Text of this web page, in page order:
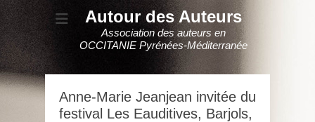
Autour des Auteurs
Association des auteurs en
OCCITANIE Pyrénées-Méditerranée
Anne-Marie Jeanjean invitée du
festival Les Eauditives, Barjols,